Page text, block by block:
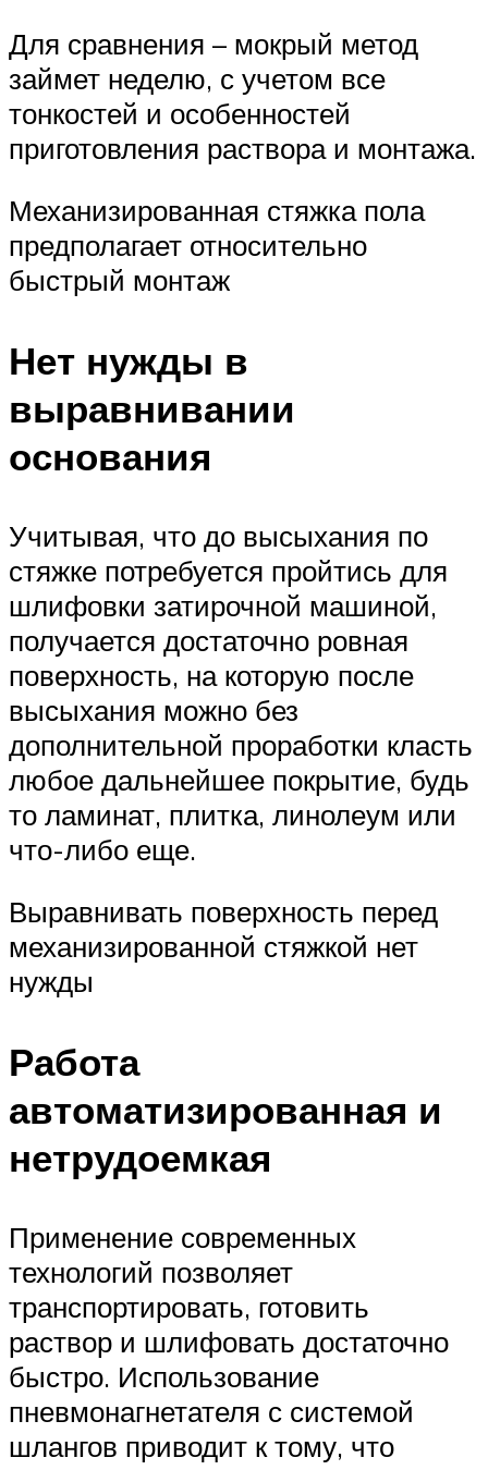
Для сравнения – мокрый метод
займет неделю, с учетом все
тонкостей и особенностей
приготовления раствора и монтажа.
Механизированная стяжка пола
предполагает относительно
быстрый монтаж
Нет нужды в
выравнивании
основания
Учитывая, что до высыхания по
стяжке потребуется пройтись для
шлифовки затирочной машиной,
получается достаточно ровная
поверхность, на которую после
высыхания можно без
дополнительной проработки класть
любое дальнейшее покрытие, будь
то ламинат, плитка, линолеум или
что-либо еще.
Выравнивать поверхность перед
механизированной стяжкой нет
нужды
Работа
автоматизированная и
нетрудоемкая
Применение современных
технологий позволяет
транспортировать, готовить
раствор и шлифовать достаточно
быстро. Использование
пневмонагнетателя с системой
шлангов приводит к тому, что